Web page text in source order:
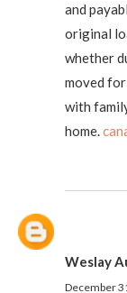
and
original
whether
moved
with
home.
Weslay
December